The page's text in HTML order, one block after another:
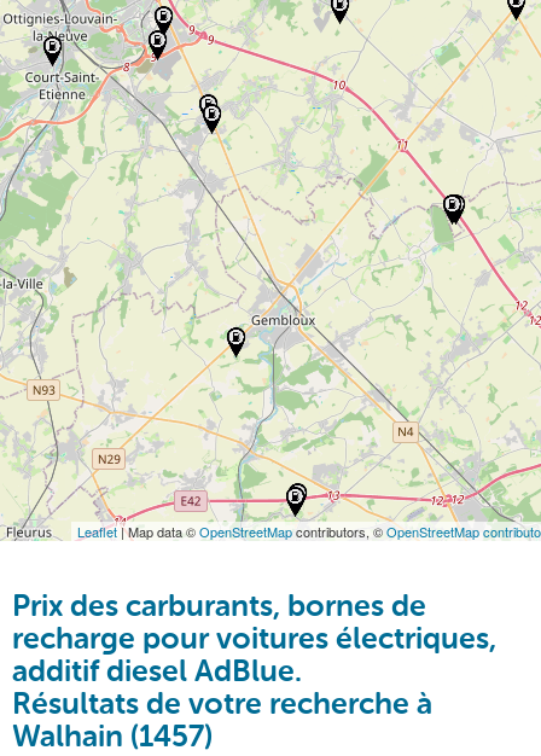
Leaflet| Map data ©OpenStreetMapcontributors, ©OpenStreetMap
Prix des carburants, bornes de
recharge pour voitures électriques,
additif diesel AdBlue.
Résultats de votre recherche à
Walhain (1457)